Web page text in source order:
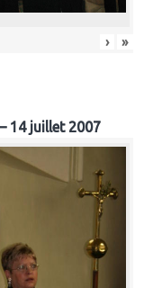
› »
14 juillet 2007